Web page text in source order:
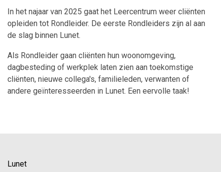
In het najaar van 2025 gaat het Leercentrum weer cliënten
opleiden tot Rondleider. De eerste Rondleiders zijn al aan
de slag binnen Lunet.
Als Rondleider gaan cliënten hun woonomgeving,
dagbesteding of werkplek laten zien aan toekomstige
cliënten, nieuwe collega's, familieleden, verwanten of
andere geïnteresseerden in Lunet. Een eervolle taak!
Lunet